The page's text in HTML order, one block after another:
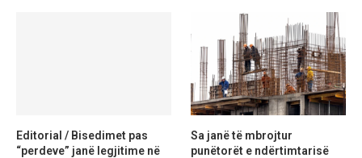
Editorial / Bisedimet pas
“perdeve” janë legjitime në
Sa janë të mbrojtur
punëtorët e ndërtimtarisë